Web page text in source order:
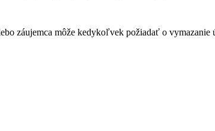
záujemca môže kedykoľvek požiadať o